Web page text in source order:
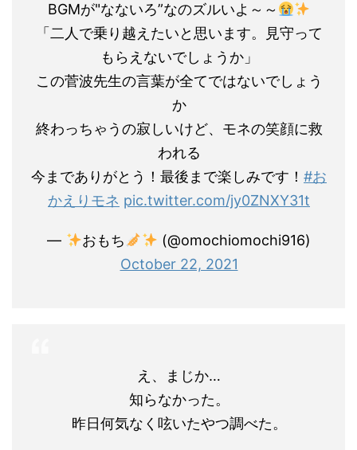
BGMが"なないろ”なのズルいよ～～
「二人で乗り越えたいと思います。見守って
もらえないでしょうか」
この菅波先生の言葉が全てではないでしょう
か
終わっちゃうの寂しいけど、モネの笑顔に救
われる
今までありがとう！最後まで楽しみです！ #お
かえりモネ pic.twitter.com/jy0ZNXY31t
— おもち
(@omochiomochi916)
October 22, 2021
え、まじか…
知らなかった。
昨日何気なく呟いたやつ調べた。